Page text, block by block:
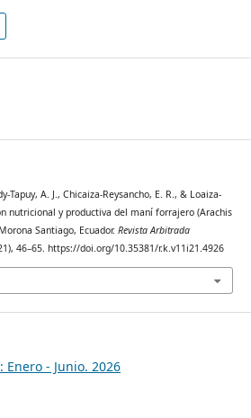
Tapuy, A. J., Chicaiza-Reysancho, E. R., & Loaiza-
nutricional y productiva del maní forrajero (Arachis
Santiago, Ecuador. Revista Arbitrada
46–65. https://doi.org/10.35381/r.k.v11i21.4926
Enero - Junio. 2026